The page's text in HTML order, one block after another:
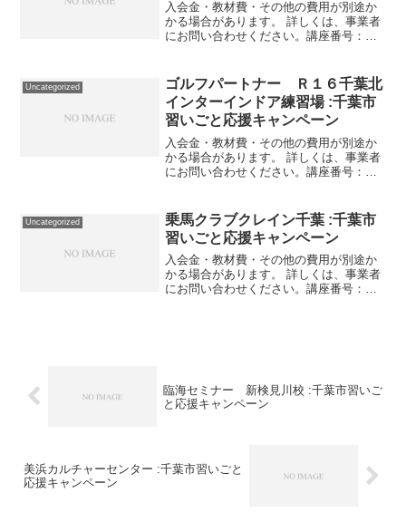
入会金・教材費・その他の費用が別途か
かる場合があります。 詳しくは、事業者
にお問い合わせください。講座番号：
アリアルヨガ対象外)＋体組成計ア...
Uncategorized
ゴルフパートナー Ｒ１６千葉北
インターインドア練習場 :千葉市
習いごと応援キャンペーン
入会金・教材費・その他の費用が別途か
かる場合があります。 詳しくは、事業者
にお問い合わせください。講座番号：
会員。講座番号：1596-03-0...
Uncategorized
乗馬クラブクレイン千葉 :千葉市
習いごと応援キャンペーン
入会金・教材費・その他の費用が別途か
かる場合があります。 詳しくは、事業者
にお問い合わせください。講座番号：
臨海セミナー 新検見川校 :千葉市習いご
と応援キャンペーン
美浜カルチャーセンター :千葉市習いごと
応援キャンペーン